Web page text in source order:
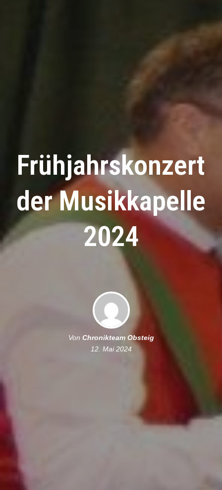
Frühjahrskonzert
der Musikkapelle
2024
Von Chronikteam Obsteig
12. Mai 2024